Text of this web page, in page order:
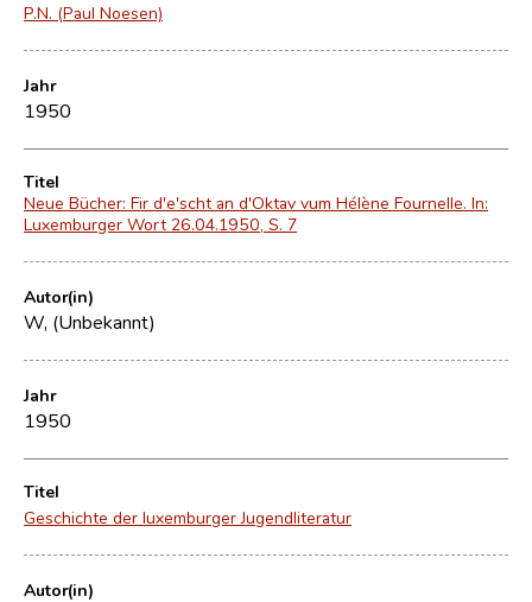
P.N. (Paul Noesen)
Jahr
1950
Titel
Neue Bücher: Fir d'e'scht an d'Oktav vum Hélène Fournelle. In:
Luxemburger Wort 26.04.1950, S. 7
Autor(in)
W, (Unbekannt)
Jahr
1950
Titel
Geschichte der luxemburger Jugendliteratur
Autor(in)